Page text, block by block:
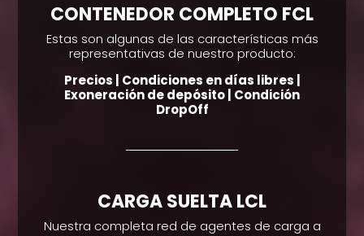
CONTENEDOR COMPLETO FCL
Estas son algunas de las características más
representativas de nuestro producto:
Precios | Condiciones en días libres |
Exoneración de depósito | Condición
DropOff
CARGA SUELTA LCL
Nuestra completa red de agentes de carga a